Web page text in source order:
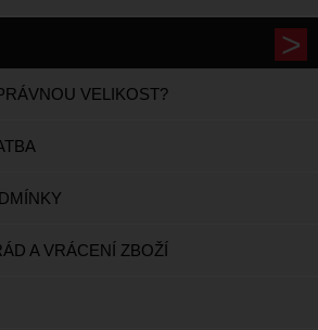
VELIKOST?
A VRÁCENÍ ZBOŽÍ